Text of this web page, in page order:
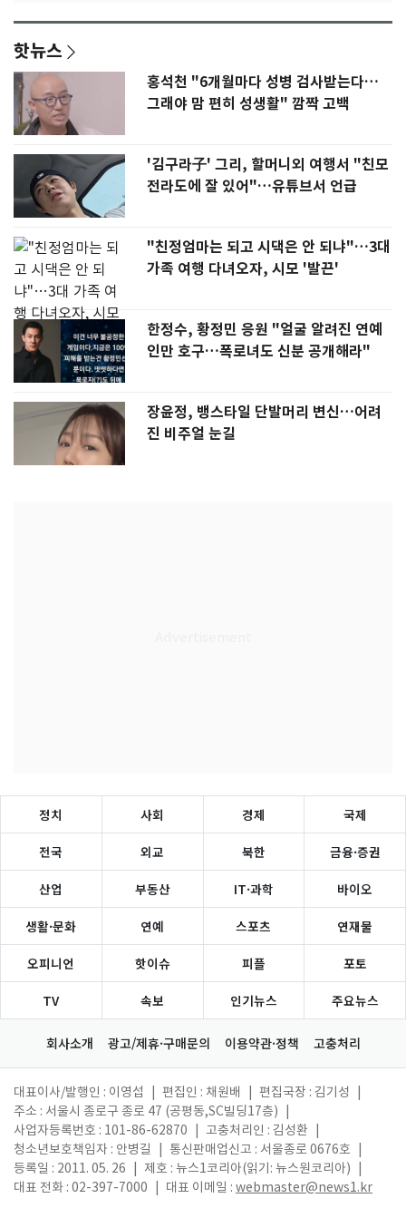
핫뉴스
홍석천 "6개월마다 성병 검사받는다…
그래야 맘 편히 성생활" 깜짝 고백
'김구라子' 그리, 할머니외 여행서 "친모
전라도에 잘 있어"…유튜브서 언급
"친정엄마는 되고 시댁은 안 되냐"…3대
가족 여행 다녀오자, 시모 '발끈'
한정수, 황정민 응원 "얼굴 알려진 연예
인만 호구…폭로녀도 신분 공개해라"
장윤정, 뱅스타일 단발머리 변신…어려
진 비주얼 눈길
정치 사회 경제 국제
전국 외교 북한 금융·증권
산업 부동산 IT·과학 바이오
생활·문화 연예 스포츠 연재물
오피니언 핫이슈 피플 포토
TV 속보 인기뉴스 주요뉴스
회사소개 광고/제휴·구매문의 이용약관·정책 고충처리
대표이사/발행인 : 이영섭 편집인 : 채원배 편집국장 : 김기성
주소 : 서울시 종로구 종로 47 (공평동,SC빌딩17층)
사업자등록번호 : 101-86-62870
고충처리인 : 김성환
청소년보호책임자 : 안병길
통신판매업신고 : 서울종로 0676호
등록일 : 2011. 05. 26
제호 : 뉴스1코리아(읽기: 뉴스원코리아)
대표 전화 : 02-397-7000
대표 이메일 : webmaster@news1.kr